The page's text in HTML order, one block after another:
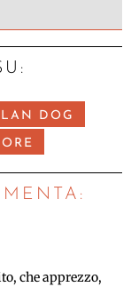
DOG
che apprezzo,